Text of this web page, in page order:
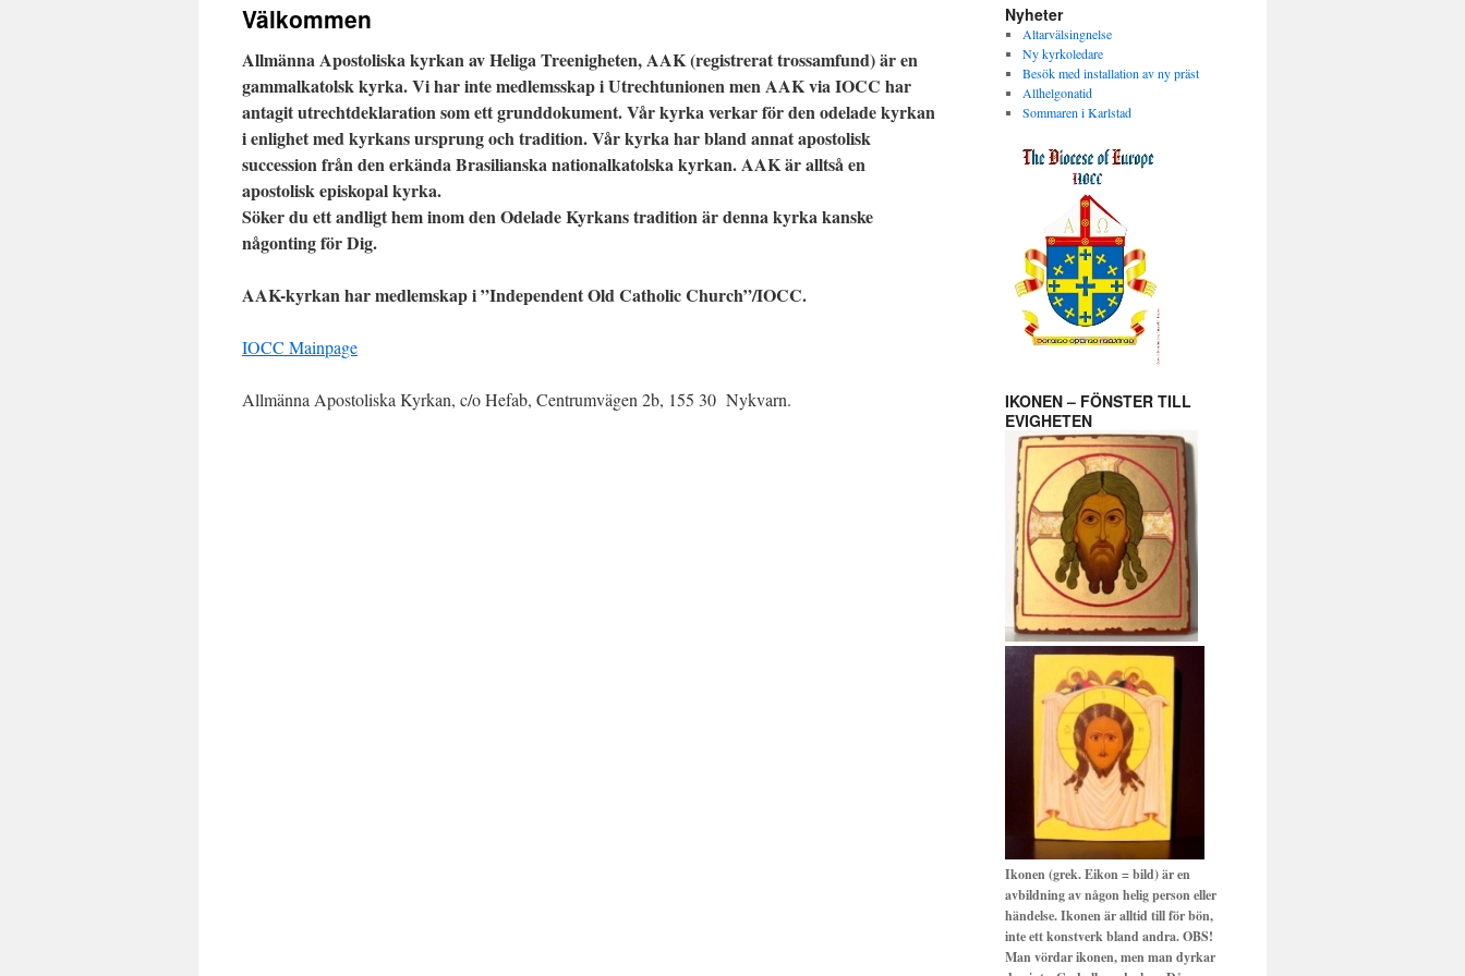
Välkommen
Allmänna Apostoliska kyrkan av Heliga Treenigheten, AAK (registrerat trossamfund) är en
gammalkatolsk kyrka. Vi har inte medlemsskap i Utrechtunionen men AAK via IOCC har
antagit utrechtdeklaration som ett grunddokument. Vår kyrka verkar för den odelade kyrkan
i enlighet med kyrkans ursprung och tradition. Vår kyrka har bland annat apostolisk
succession från den erkända Brasilianska nationalkatolska kyrkan. AAK är alltså en
apostolisk episkopal kyrka.
Söker du ett andligt hem inom den Odelade Kyrkans tradition är denna kyrka kanske
någonting för Dig.
AAK-kyrkan har medlemskap i ”Independent Old Catholic Church”/IOCC.
IOCC Mainpage
Allmänna Apostoliska Kyrkan, c/o Hefab, Centrumvägen 2b, 155 30 Nykvarn.
Nyheter
Altarvälsingnelse
Ny kyrkoledare
Besök med installation av ny präst
Allhelgonatid
Sommaren i Karlstad
IKONEN – FÖNSTER TILL
EVIGHETEN
Ikonen (grek. Eikon = bild) är en
avbildning av någon helig person eller
händelse. Ikonen är alltid till för bön,
inte ett konstverk bland andra. OBS!
Man vördar ikonen, men man dyrkar